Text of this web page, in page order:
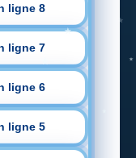
ligne 8
ligne 7
ligne 6
ligne 5